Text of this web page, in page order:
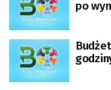
po